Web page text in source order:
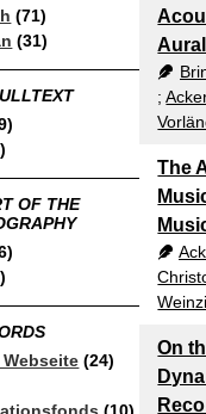
(71)
(31)
OF THE
(24)
;
The
On